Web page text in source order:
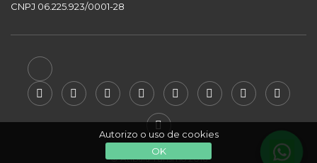
Autorizo o uso de cookies
OK
CNPJ 06.225.923/0001-28
© Atibaia Turismo 2016